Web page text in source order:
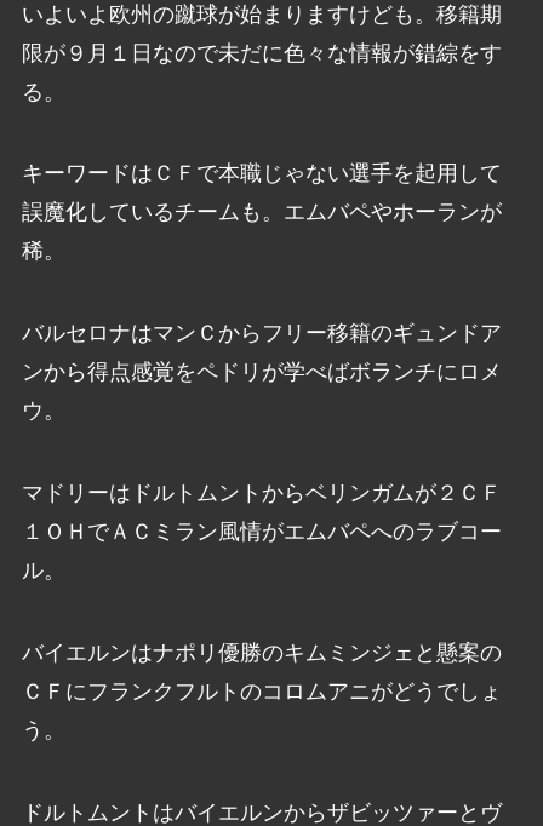
いよいよ欧州の蹴球が始まりますけども。移籍期
限が９月１日なので未だに色々な情報が錯綜をす
る。
キーワードはＣＦで本職じゃない選手を起用して
誤魔化しているチームも。エムバペやホーランが
稀。
バルセロナはマンＣからフリー移籍のギュンドア
ンから得点感覚をペドリが学べばボランチにロメ
ウ。
マドリーはドルトムントからベリンガムが２ＣＦ
１ＯＨでＡＣミラン風情がエムバペへのラブコー
ル。
バイエルンはナポリ優勝のキムミンジェと懸案の
ＣＦにフランクフルトのコロムアニがどうでしょ
う。
ドルトムントはバイエルンからザビッツァーとヴ